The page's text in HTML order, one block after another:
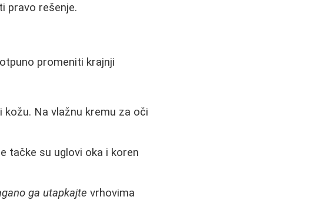
pravo rešenje.
promeniti krajnji
Na vlažnu kremu za oči
tačke su uglovi oka i koren
ga utapkajte vrhovima